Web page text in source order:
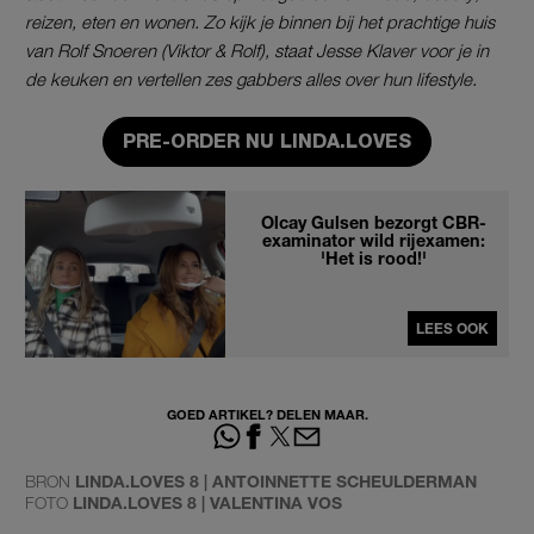
reizen, eten en wonen. Zo kijk je binnen bij het prachtige huis
van Rolf Snoeren (Viktor & Rolf), staat Jesse Klaver voor je in
de keuken en vertellen zes gabbers alles over hun lifestyle.
PRE-ORDER NU LINDA.LOVES
Olcay Gulsen bezorgt CBR-
examinator wild rijexamen:
'Het is rood!'
LEES OOK
GOED ARTIKEL? DELEN MAAR.
BRON LINDA.LOVES 8 | ANTOINNETTE SCHEULDERMAN
FOTO LINDA.LOVES 8 | VALENTINA VOS